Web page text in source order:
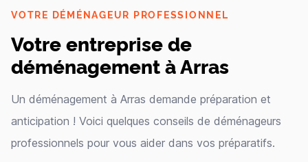
VOTRE DÉMÉNAGEUR PROFESSIONNEL
Votre entreprise de
déménagement à Arras
Un déménagement à Arras demande préparation et
anticipation ! Voici quelques conseils de déménageurs
professionnels pour vous aider dans vos préparatifs.